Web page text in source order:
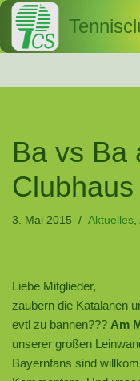
Zum
Ba vs Ba
Clubhaus
3. Mai 2015 Aktuelles,
Liebe Mitglieder,
zaubern die Katalanen
evtl zu bannen??? Am
unserer großen
Bayernfans sind